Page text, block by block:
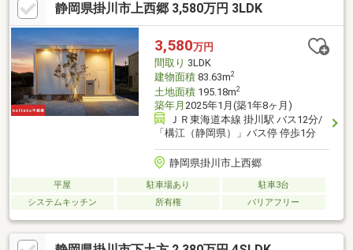
静岡県掛川市上西郷 3,580万円 3LDK
3,580万円
間取り 3LDK
建物面積83.63m2
土地面積195.18m2
築年月 2025年1月(築1年8ヶ月)
ＪＲ東海道本線 掛川駅 バス12分/
「構江（静岡県）」バス停 停歩1分
静岡県掛川市上西郷
平屋 駐車場あり
駐車3台
システムキッチン
所有権 バリアフリー